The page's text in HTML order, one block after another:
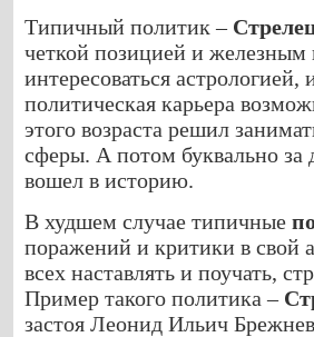
Типичный политик –
четкой позицией и железным
интересоваться
политическая карьера
этого возраста решил
сферы. А потом буквально за
вошел в историю.
В худшем случае типичные
поражений и критики в
всех наставлять и поучать,
Пример такого политика –
застоя Леонид Ильич